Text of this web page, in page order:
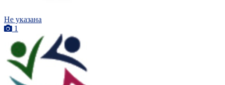
Не указана
1